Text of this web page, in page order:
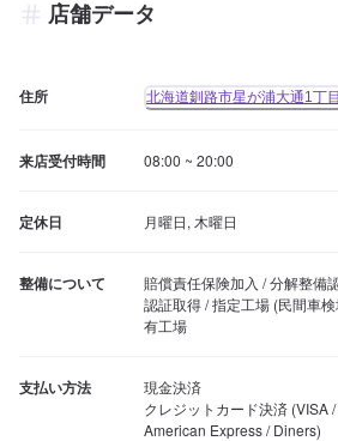
店舗データ
住所 北海道釧路市星が浦大通1丁
来店受付時間 08:00 ~ 20:00
定休日 月曜日, 木曜日
整備について
賠償責任保険加入 / 分解整備
認証取得 / 指定工場 (民間車
有工場
支払い方法
現金決済
クレジットカード決済 (VISA
American Express / Diners)